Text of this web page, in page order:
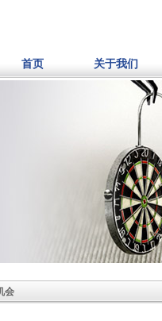
首页 关于我们
会